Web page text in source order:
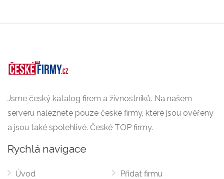
Jsme český katalog firem a živnostníků. Na našem
serveru naleznete pouze české firmy, které jsou ověřeny
a jsou také spolehlivé. České TOP firmy.
Rychlá navigace
Úvod
Přidat firmu